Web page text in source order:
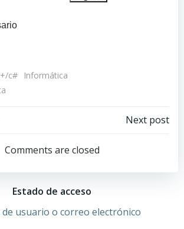
c#
Informática
Navegación
por
las
entradas
Next post
Comments are closed
Estado de acceso
usuario o correo electrónico